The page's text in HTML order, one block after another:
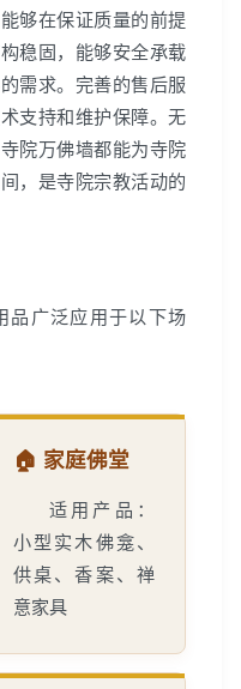
够在保证质量的前提
稳固，能够安全承载
需求。完善的售后服
支持和维护保障。无
院万佛墙都能为寺院
，是寺院宗教活动的
品广泛应用于以下场
🏠 家庭佛堂
适用产品：
小型实木佛龛、
供桌、香案、禅
意家具